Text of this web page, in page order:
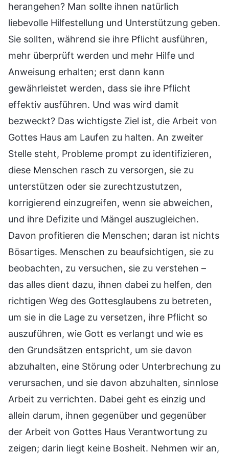
herangehen? Man sollte ihnen natürlich
liebevolle Hilfestellung und Unterstützung geben.
Sie sollten, während sie ihre Pflicht ausführen,
mehr überprüft werden und mehr Hilfe und
Anweisung erhalten; erst dann kann
gewährleistet werden, dass sie ihre Pflicht
effektiv ausführen. Und was wird damit
bezweckt? Das wichtigste Ziel ist, die Arbeit von
Gottes Haus am Laufen zu halten. An zweiter
Stelle steht, Probleme prompt zu identifizieren,
diese Menschen rasch zu versorgen, sie zu
unterstützen oder sie zurechtzustutzen,
korrigierend einzugreifen, wenn sie abweichen,
und ihre Defizite und Mängel auszugleichen.
Davon profitieren die Menschen; daran ist nichts
Bösartiges. Menschen zu beaufsichtigen, sie zu
beobachten, zu versuchen, sie zu verstehen –
das alles dient dazu, ihnen dabei zu helfen, den
richtigen Weg des Gottesglaubens zu betreten,
um sie in die Lage zu versetzen, ihre Pflicht so
auszuführen, wie Gott es verlangt und wie es
den Grundsätzen entspricht, um sie davon
abzuhalten, eine Störung oder Unterbrechung zu
verursachen, und sie davon abzuhalten, sinnlose
Arbeit zu verrichten. Dabei geht es einzig und
allein darum, ihnen gegenüber und gegenüber
der Arbeit von Gottes Haus Verantwortung zu
zeigen; darin liegt keine Bosheit. Nehmen wir an,